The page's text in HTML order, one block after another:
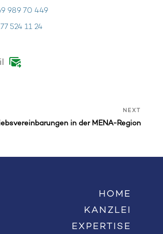
989 70 449
524 11 24
NEXT
in der MENA-Region
HOME
KANZLEI
EXPERTISE